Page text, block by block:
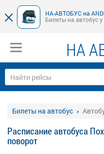
НА-АВТОБУС на
Билеты на автобус
НА
Билеты на автобус
Расписание автобуса
поворот